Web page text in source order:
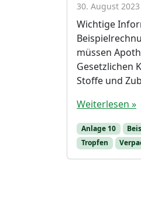
30. August 2023
Wichtige
müssen
Gesetzlichen
Stoffe und
Weiterlesen »
Anlage 10
Tropfen